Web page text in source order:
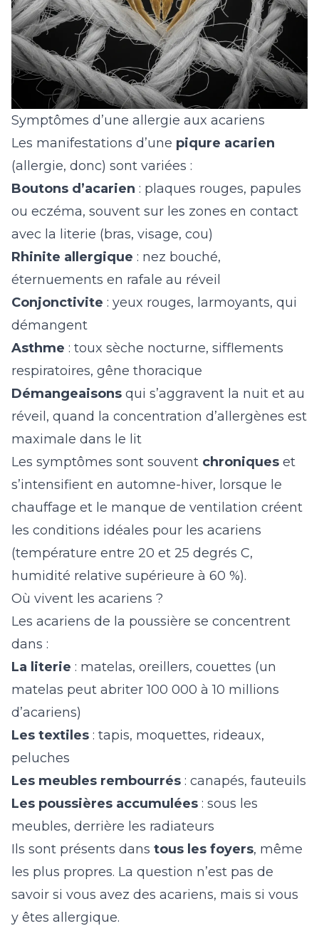
Symptômes d’une allergie aux acariens
Les manifestations d’une piqure acarien
(allergie, donc) sont variées :
Boutons d’acarien : plaques rouges, papules
ou eczéma, souvent sur les zones en contact
avec la literie (bras, visage, cou)
Rhinite allergique : nez bouché,
éternuements en rafale au réveil
Conjonctivite : yeux rouges, larmoyants, qui
démangent
Asthme : toux sèche nocturne, sifflements
respiratoires, gêne thoracique
Démangeaisons qui s’aggravent la nuit et au
réveil, quand la concentration d’allergènes est
maximale dans le lit
Les symptômes sont souvent chroniques et
s’intensifient en automne-hiver, lorsque le
chauffage et le manque de ventilation créent
les conditions idéales pour les acariens
(température entre 20 et 25 degrés C,
humidité relative supérieure à 60 %).
Où vivent les acariens ?
Les acariens de la poussière se concentrent
dans :
La literie : matelas, oreillers, couettes (un
matelas peut abriter 100 000 à 10 millions
d’acariens)
Les textiles : tapis, moquettes, rideaux,
peluches
Les meubles rembourrés : canapés, fauteuils
Les poussières accumulées : sous les
meubles, derrière les radiateurs
Ils sont présents dans tous les foyers, même
les plus propres. La question n’est pas de
savoir si vous avez des acariens, mais si vous
y êtes allergique.